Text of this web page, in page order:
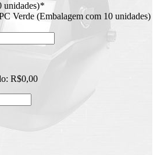
unidades)*
Verde (Embalagem com 10 unidades)
R$0,00